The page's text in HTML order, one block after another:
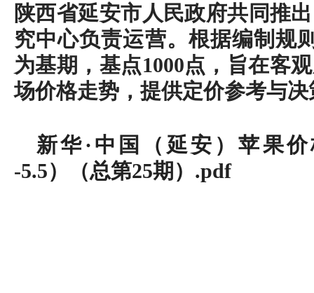
陕西省延安市人民政府共同推
究中心负责运营。根据编制规
为基期，基点1000点，旨在客
场价格走势，提供定价参考与
新华·中国（延安）苹果价
-5.5）（总第25期）.pdf